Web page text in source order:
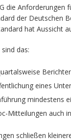
die Anforderungen
der Deutschen
hat Aussicht
das:
eines
mindestens
Mitteilungen auch
schließen